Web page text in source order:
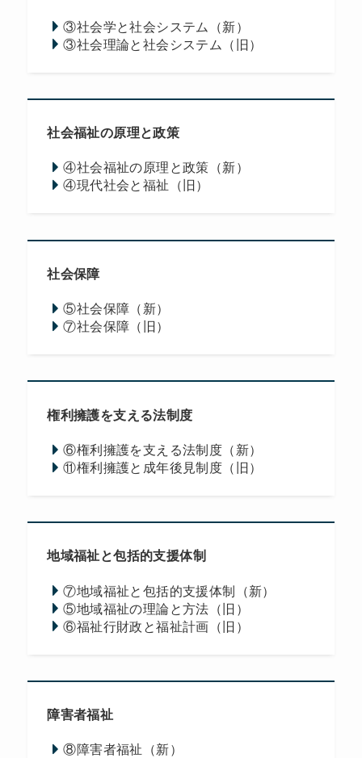
③社会学と社会システム（新）
③社会理論と社会システム（旧）
社会福祉の原理と政策
④社会福祉の原理と政策（新）
④現代社会と福祉（旧）
社会保障
⑤社会保障（新）
⑦社会保障（旧）
権利擁護を支える法制度
⑥権利擁護を支える法制度（新）
⑪権利擁護と成年後見制度（旧）
地域福祉と包括的支援体制
⑦地域福祉と包括的支援体制（新）
⑤地域福祉の理論と方法（旧）
⑥福祉行財政と福祉計画（旧）
障害者福祉
⑧障害者福祉（新）